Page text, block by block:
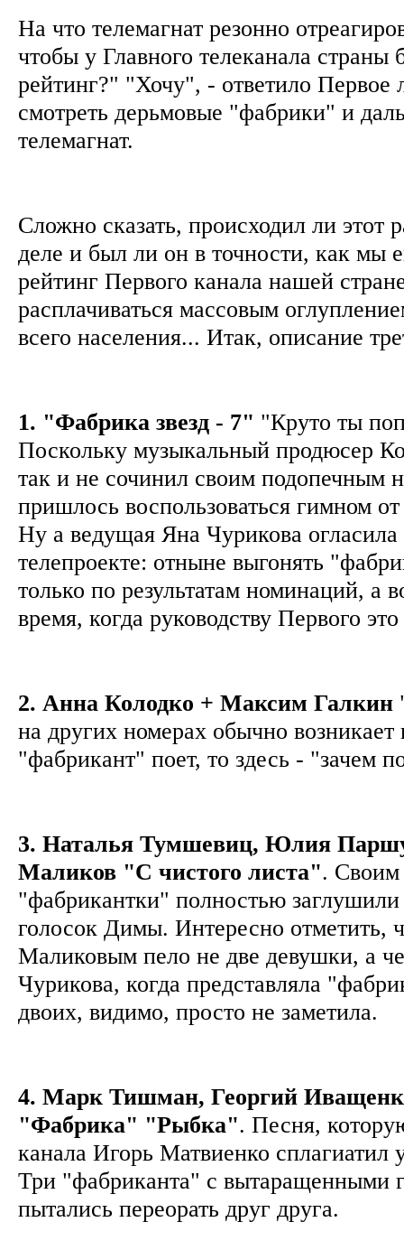
На что телемагнат резонно
чтобы у Главного телеканала
рейтинг?" "Хочу", - ответило Первое
смотреть дерьмовые "фабрики" и
телемагнат.
Сложно сказать, происходил ли этот
деле и был ли он в точности, как мы
рейтинг Первого канала нашей
расплачиваться массовым
всего населения... Итак, описание
1. "Фабрика звезд - 7" "Круто ты
Поскольку музыкальный продюсер
так и не сочинил своим подопечным
пришлось воспользоваться гимном
Ну а ведущая Яна Чурикова огласила
телепроекте: отныне выгонять
только по результатам номинаций, а
время, когда руководству Первого
2. Анна Колодко + Максим Галкин
на других номерах обычно возникает
"фабрикант" поет, то здесь - "зачем
3. Наталья Тумшевиц, Юлия
Маликов "С чистого листа".
"фабрикантки" полностью
голосок Димы. Интересно отметить,
Маликовым пело не две девушки, а
Чурикова, когда представляла
двоих, видимо, просто не заметила.
4. Марк Тишман, Георгий
"Фабрика" "Рыбка". Песня,
канала Игорь Матвиенко сплагиатил
Три "фабриканта" с вытаращенными
пытались переорать друг друга.